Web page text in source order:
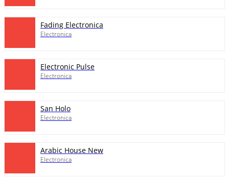
Fading Electronica
Electronica
Electronic Pulse
Electronica
San Holo
Electronica
Arabic House New
Electronica